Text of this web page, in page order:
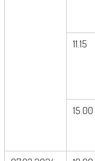
11.15
15.00